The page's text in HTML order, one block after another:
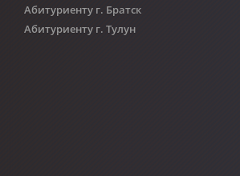
Абитуриенту г. Братск
Абитуриенту г. Тулун